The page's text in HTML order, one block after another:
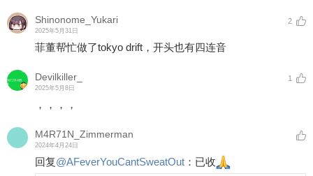
Shinonome_Yukari
2025年5月31日
2
菲董帮忙做了tokyo drift，开头也有四连音
Devilkiller_
2025年5月8日
1
，，，，
M4R71N_Zimmerman
2024年4月24日
回复@AFeverYouCantSweatOut ： 已收